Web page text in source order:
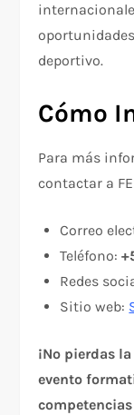
deportivo.
Cómo
Para más
contactar a
Correo
Teléfono:
Redes
Sitio web:
¡No pierdas
evento